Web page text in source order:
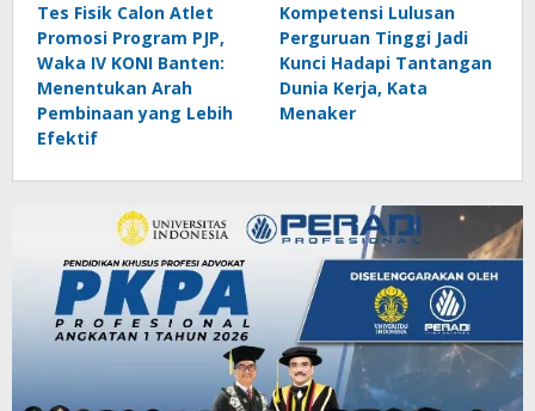
Tes Fisik Calon Atlet
Promosi Program PJP,
Waka IV KONI Banten:
Menentukan Arah
Pembinaan yang Lebih
Efektif
Kompetensi Lulusan
Perguruan Tinggi Jadi
Kunci Hadapi Tantangan
Dunia Kerja, Kata
Menaker